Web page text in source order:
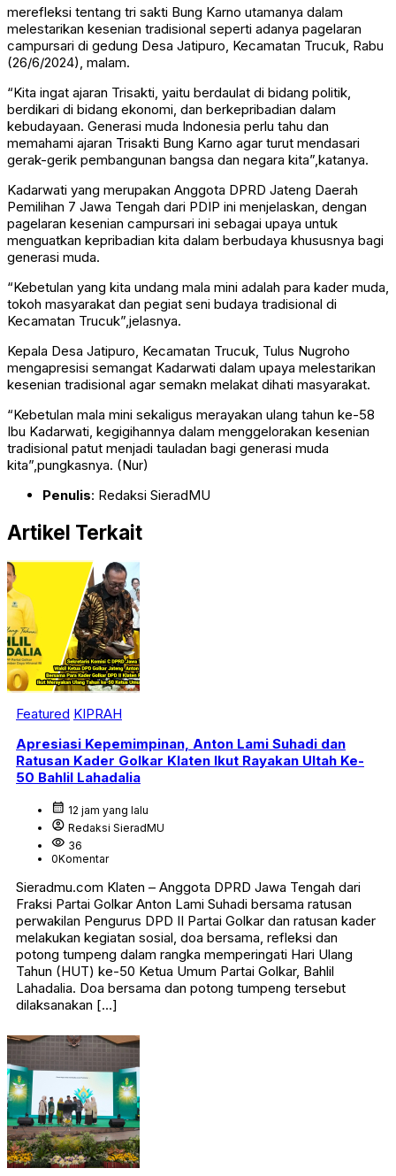
merefleksi tentang tri sakti Bung Karno utamanya dalam
melestarikan kesenian tradisional seperti adanya pagelaran
campursari di gedung Desa Jatipuro, Kecamatan Trucuk, Rabu
(26/6/2024), malam.
“Kita ingat ajaran Trisakti, yaitu berdaulat di bidang politik,
berdikari di bidang ekonomi, dan berkepribadian dalam
kebudayaan. Generasi muda Indonesia perlu tahu dan
memahami ajaran Trisakti Bung Karno agar turut mendasari
gerak-gerik pembangunan bangsa dan negara kita”,katanya.
Kadarwati yang merupakan Anggota DPRD Jateng Daerah
Pemilihan 7 Jawa Tengah dari PDIP ini menjelaskan, dengan
pagelaran kesenian campursari ini sebagai upaya untuk
menguatkan kepribadian kita dalam berbudaya khususnya bagi
generasi muda.
“Kebetulan yang kita undang mala mini adalah para kader muda,
tokoh masyarakat dan pegiat seni budaya tradisional di
Kecamatan Trucuk”,jelasnya.
Kepala Desa Jatipuro, Kecamatan Trucuk, Tulus Nugroho
mengapresisi semangat Kadarwati dalam upaya melestarikan
kesenian tradisional agar semakn melakat dihati masyarakat.
“Kebetulan mala mini sekaligus merayakan ulang tahun ke-58
Ibu Kadarwati, kegigihannya dalam menggelorakan kesenian
tradisional patut menjadi tauladan bagi generasi muda
kita”,pungkasnya. (Nur)
Penulis: Redaksi SieradMU
Artikel Terkait
Featured KIPRAH
Apresiasi Kepemimpinan, Anton Lami Suhadi dan
Ratusan Kader Golkar Klaten Ikut Rayakan Ultah Ke-
50 Bahlil Lahadalia
calendar_month 12 jam yang lalu
account_circle Redaksi SieradMU
visibility 36
0Komentar
Sieradmu.com Klaten – Anggota DPRD Jawa Tengah dari
Fraksi Partai Golkar Anton Lami Suhadi bersama ratusan
perwakilan Pengurus DPD II Partai Golkar dan ratusan kader
melakukan kegiatan sosial, doa bersama, refleksi dan
potong tumpeng dalam rangka memperingati Hari Ulang
Tahun (HUT) ke-50 Ketua Umum Partai Golkar, Bahlil
Lahadalia. Doa bersama dan potong tumpeng tersebut
dilaksanakan […]